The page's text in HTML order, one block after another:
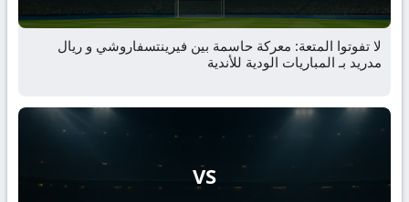
لا تفوتوا المتعة: معركة حاسمة بين فيرينتسفاروشي و ريال
مدريد بـ المباريات الودية للأندية
VS